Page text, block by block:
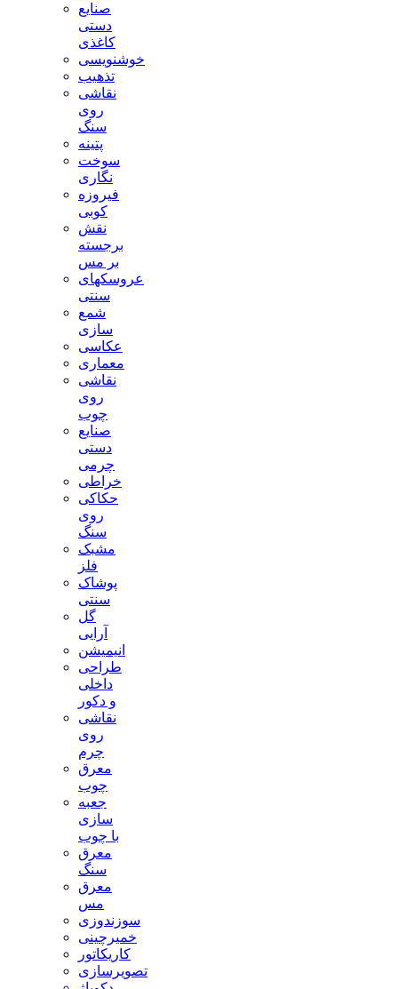
صنایع
دستی
کاغذی
خوشنویسی
تذهیب
نقاشی
روی
سنگ
پتینه
سوخت
نگاری
فیروزه
کوبی
نقش
برجسته
بر مس
عروسکهای
سنتی
شمع
سازی
عکاسی
معماری
نقاشی
روی
چوب
صنایع
دستی
چرمی
خراطی
حکاکی
روی
سنگ
مشبک
فلز
پوشاک
سنتی
گل
آرایی
انیمیشن
طراحی
داخلی
و دکور
نقاشی
روی
چرم
معرق
چوب
جعبه
سازی
با چوب
معرق
سنگ
معرق
مس
سوزندوزی
خمیرچینی
کاریکاتور
تصویرسازی